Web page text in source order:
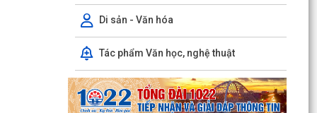
Di sản - Văn hóa
Tác phẩm Văn học, nghệ thuật
UBND PHƯỜNG ÁI QUỐC (Từ ngày 03/8/2026
đến ngày 09/8/2026)
Triển khai thực hiện Kế hoạch số 276/KH-UBND
ngày 20/7/2026 của UBND thành phố Hải
Phòng